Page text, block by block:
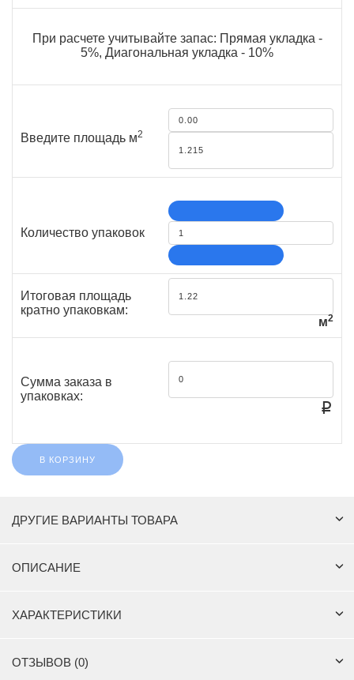
При расчете учитывайте запас: Прямая укладка -
5%, Диагональная укладка - 10%
Введите площадь м2
Количество упаковок
Итоговая площадь
кратно упаковкам:
м2
Сумма заказа в
упаковках:
₽
В КОРЗИНУ
ДРУГИЕ ВАРИАНТЫ ТОВАРА
ОПИСАНИЕ
ХАРАКТЕРИСТИКИ
ОТЗЫВОВ (0)